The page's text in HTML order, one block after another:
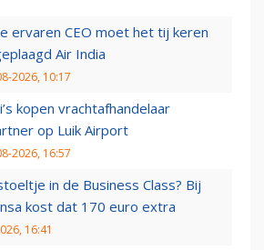
ervaren CEO moet het tij keren
Air India
2026, 10:17
kopen vrachtafhandelaar
op Luik Airport
2026, 16:57
in de Business Class? Bij
kost dat 170 euro extra
16:41